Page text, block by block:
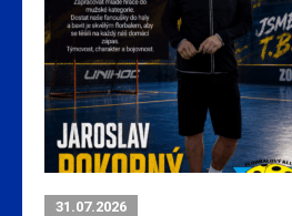
31.07.2026